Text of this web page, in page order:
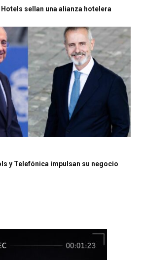
sellan una alianza hotelera
y Telefónica impulsan su negocio